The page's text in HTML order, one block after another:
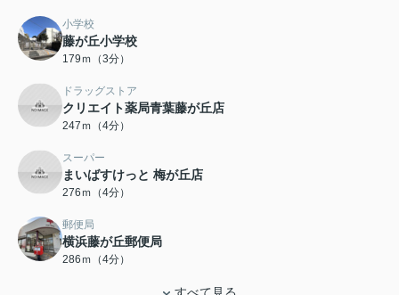
小学校
藤が丘小学校
179ｍ（3分）
ドラッグストア
クリエイト薬局青葉藤が丘店
247ｍ（4分）
スーパー
まいばすけっと 梅が丘店
276ｍ（4分）
郵便局
横浜藤が丘郵便局
286ｍ（4分）